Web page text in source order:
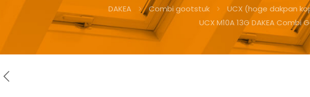
DAKEA Combi gootstuk UCX (hoge dakpan
UCX M10A 13G DAKEA